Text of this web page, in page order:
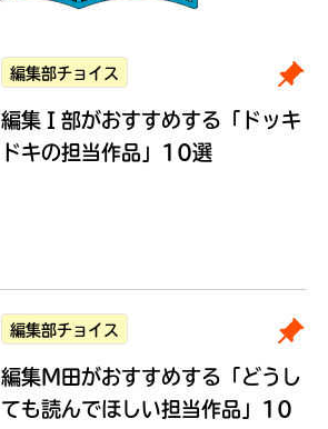
編集部チョイス
編集Ｉ部がおすすめする 「ドッキ
ドキの担当作品」10選
編集部チョイス
編集M田がおすすめする 「どうし
ても読んでほしい担当作品」10